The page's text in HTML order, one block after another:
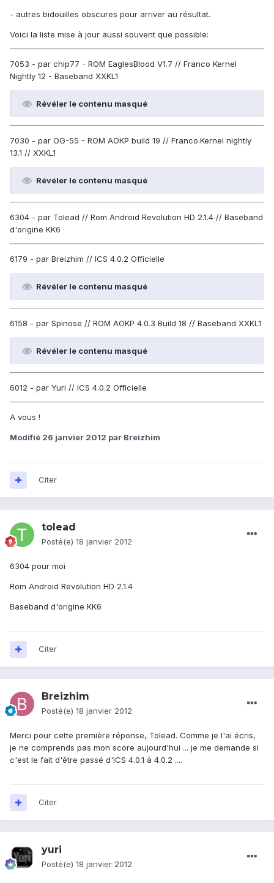
- autres bidouilles obscures pour arriver au résultat.
Voici la liste mise à jour aussi souvent que possible:
7053 - par chip77 - ROM EaglesBlood V1.7 // Franco Kernel
Nightly 12 - Baseband XXKL1
Révéler le contenu masqué
7030 - par OG-55 - ROM AOKP build 19 // Franco.Kernel nightly
13.1 // XXKL1
Révéler le contenu masqué
6304 - par Tolead // Rom Android Revolution HD 2.1.4 // Baseband
d'origine KK6
6179 - par Breizhim // ICS 4.0.2 Officielle
Révéler le contenu masqué
6158 - par Spinose // ROM AOKP 4.0.3 Build 18 // Baseband XXKL1
Révéler le contenu masqué
6012 - par Yuri // ICS 4.0.2 Officielle
A vous !
Modifié 26 janvier 2012 par Breizhim
Citer
tolead
Posté(e) 18 janvier 2012
6304 pour moi
Rom Android Revolution HD 2.1.4
Baseband d'origine KK6
Citer
Breizhim
Posté(e) 18 janvier 2012
Merci pour cette première réponse, Tolead. Comme je l'ai écris,
je ne comprends pas mon score aujourd'hui ... je me demande si
c'est le fait d'être passé d'ICS 4.0.1 à 4.0.2 ....
Citer
yuri
Posté(e) 18 janvier 2012